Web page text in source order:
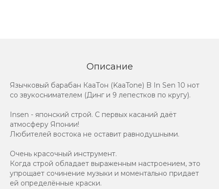
Описание
Язычковый барабан КааТон (KaaTone) B In Sen 10 нот
со звукоснимателем (Динг и 9 лепестков по кругу).
Insen - японский строй. С первых касаний даёт
атмосферу Японии!
Любителей востока не оставит равнодушными.
Очень красочный инструмент.
Когда строй обладает выраженным настроением, это
упрощает сочинение музыки и моментально придает
ей определённые краски.